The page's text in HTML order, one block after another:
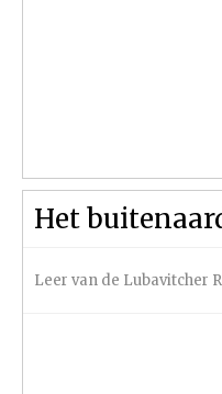
Het
Leer van de Lubavitcher